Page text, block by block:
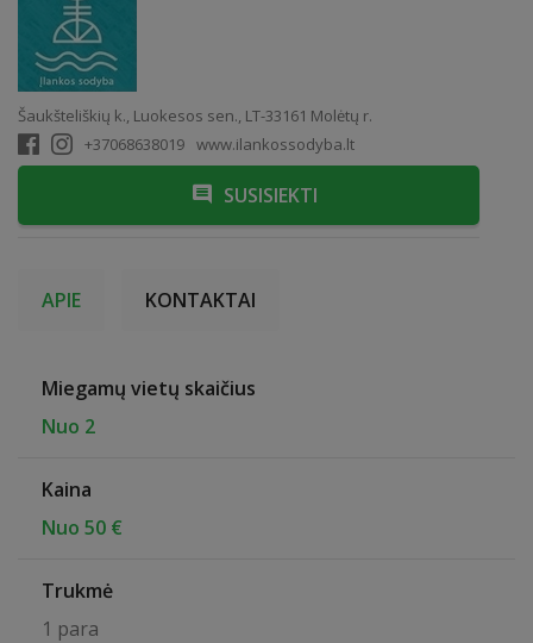
Šaukšteliškių k., Luokesos sen., LT-33161 Molėtų r.
+37068638019 www.ilankossodyba.lt
SUSISIEKTI
APIE KONTAKTAI
Miegamų vietų skaičius
Nuo 2
Kaina
Nuo 50 €
Trukmė
1 para